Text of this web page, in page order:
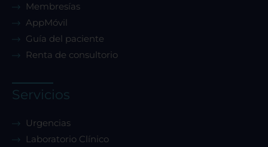
Membresías
AppMóvil
Guía del paciente
Renta de consultorio
Servicios
Urgencias
Laboratorio Clínico